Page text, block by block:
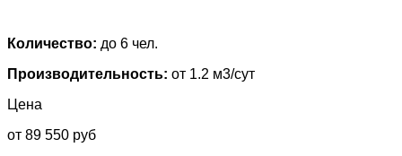
Количество: до 6 чел.
Производительность: от 1.2 м3/сут
Цена
от 89 550 руб